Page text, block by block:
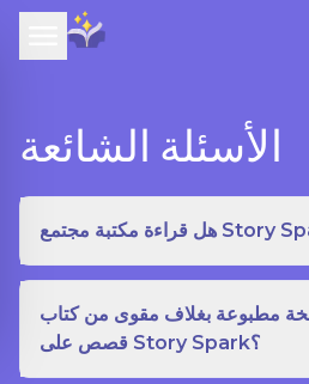
الأسئلة الشائعة
مطبوعة بغلاف مقوى من كتاب
قصص على Story Spark؟